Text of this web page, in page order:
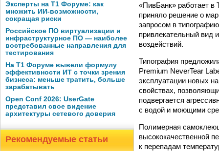
Эксперты на Т1 Форуме: как
множить ИИ-возможности,
сокращая риски
Российское ПО виртуализации и
инфраструктурное ПО — наиболее
востребованные направления для
тестирования
На Т1 Форуме вывели формулу
эффективности ИТ с точки зрения
бизнеса: меньше тратить, больше
зарабатывать
Open Conf 2026: UserGate
представил свое видение
архитектуры сетевого доверия
Рекомендуемые статьи
«ПивБанк» работает в
приняло решение о
запросом в
привлекательный вид
воздействий.
Типография
Premium NeverTear
эксплуатации новых
свойствах,
подвергается
с водой и моющими
Полимерная
высококачественной
к перепадам